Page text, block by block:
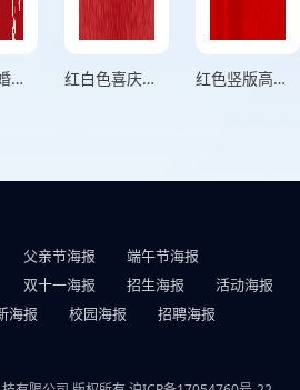
红色竖版婚宴邀请函卡片 红白色喜庆风格婚礼邀请函婚礼海报 红色竖版高端升学宴邀请函宣传海报
父亲节海报
端午节海报
双十一海报 招生海报
活动海报
海报 校园海报
招聘海报